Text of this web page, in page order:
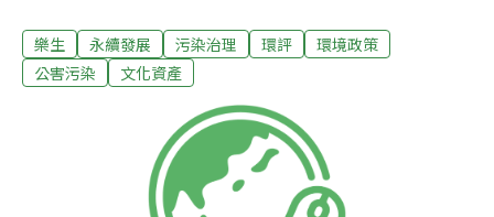
味著第二步會接續到來。我們不能就此罷休！蘇貞昌用美
麗辭藻堆砌的承諾猶在耳邊，9/18我們將重返金華街官
立即停工！重新開啟被草率終結的方案協商！時間：
9/19(三) 上午6:50 ( 請務必提早到達) 地點：中華電信工會
門口 (金華街138 號) 穿著：請身穿黑色上衣 訴求：立即停
工，釐清爭議，重新開啟方案協商，具體兌現保障院民續
樂生 永續發展 污染治理 環評
環境政策
公害污染
文化資產